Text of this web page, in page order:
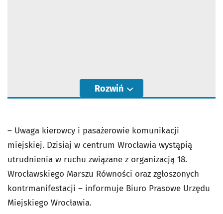
Rozwiń
– Uwaga kierowcy i pasażerowie komunikacji
miejskiej. Dzisiaj w centrum Wrocławia wystąpią
utrudnienia w ruchu związane z organizacją 18.
Wrocławskiego Marszu Równości oraz zgłoszonych
kontrmanifestacji – informuje Biuro Prasowe Urzędu
Miejskiego Wrocławia.